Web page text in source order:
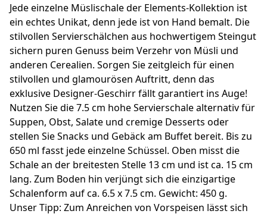
Jede einzelne Müslischale der Elements-Kollektion ist
ein echtes Unikat, denn jede ist von Hand bemalt. Die
stilvollen Servierschälchen aus hochwertigem Steingut
sichern puren Genuss beim Verzehr von Müsli und
anderen Cerealien. Sorgen Sie zeitgleich für einen
stilvollen und glamourösen Auftritt, denn das
exklusive Designer-Geschirr fällt garantiert ins Auge!
Nutzen Sie die 7.5 cm hohe Servierschale alternativ für
Suppen, Obst, Salate und cremige Desserts oder
stellen Sie Snacks und Gebäck am Buffet bereit. Bis zu
650 ml fasst jede einzelne Schüssel. Oben misst die
Schale an der breitesten Stelle 13 cm und ist ca. 15 cm
lang. Zum Boden hin verjüngt sich die einzigartige
Schalenform auf ca. 6.5 x 7.5 cm. Gewicht: 450 g.
Unser Tipp: Zum Anreichen von Vorspeisen lässt sich